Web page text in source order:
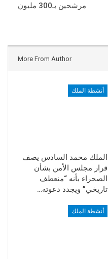
مرشحين بـ300 مليون
More From Author
أنشطة الملك
الملك محمد السادس يصف
قرار مجلس الأمن بشأن
الصحراء بأنه “منعطف
تاريخي” ويجدد دعوته…
أنشطة الملك